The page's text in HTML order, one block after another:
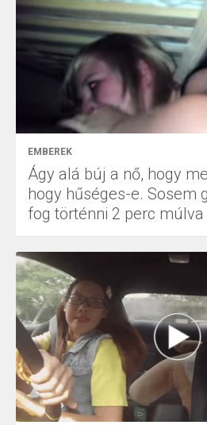
EMBEREK
Ágy alá búj a nő, hogy
hogy hűséges-e. Sosem
fog történni 2 perc múlva